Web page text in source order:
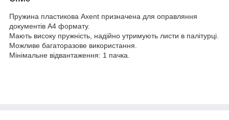
Пружина пластикова Axent призначена для оправляння
документів А4 формату.
Мають високу пружність, надійно утримують листи в палітурці.
Можливе багаторазове використання.
Мінімальне відвантаження: 1 пачка.